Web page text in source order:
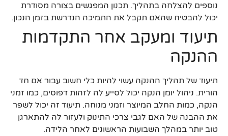
נוספים להצלחה בתהליך. תכנון המפגשים בצורה מסודרת
יכול להבטיח שהאם תקבל את התמיכה הנדרשת בזמן הנכון.
תיעוד ומעקב אחר התקדמות
ההנקה
תיעוד של תהליך ההנקה עשוי להיות כלי חשוב עבור אם חד
הורית. ניהול יומן הנקה יכול לסייע לה לזהות דפוסים, כמו זמני
הנקה, כמות החלב המיוצר וזמני מנוחה. תיעוד זה יכול לשפר
את ההבנה של האם לגבי צרכי התינוק ולעזור לה להתארגן
טוב יותר במהלך השבועות הראשונים לאחר הלידה.